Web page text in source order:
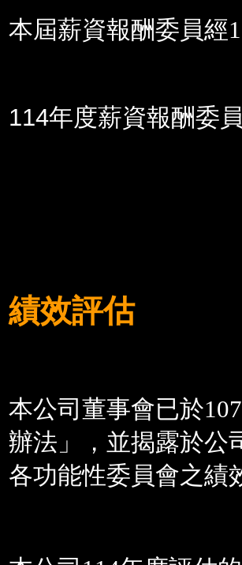
本屆薪資報酬委員經
114年度薪資報酬委
績效評估
本公司董事會已於107
辦法」，並揭露於公
各功能性委員會之績